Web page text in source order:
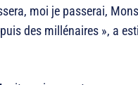
moi je passerai,
des millénaires », a